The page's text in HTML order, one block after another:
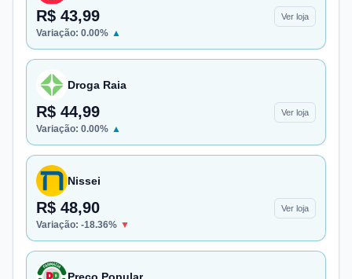
R$ 43,99 Ver loja
Variação: 0.00% ▲
Droga Raia
R$ 44,99 Ver loja
Variação: 0.00% ▲
Nissei
R$ 48,90 Ver loja
Variação: -18.36% ▼